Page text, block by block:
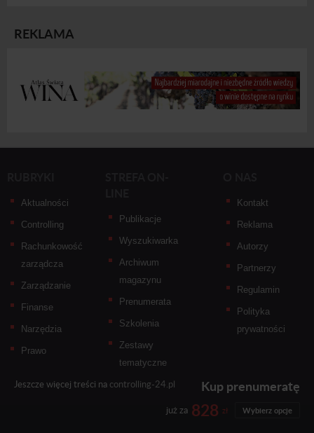
REKLAMA
Aktualności
Controlling
Rachunkowość
zarządcza
Zarządzanie
Finanse
Narzędzia
Prawo
Publikacje
Wyszukiwarka
Archiwum
magazynu
Prenumerata
Szkolenia
Zestawy
tematyczne
Kontakt
Reklama
Autorzy
Partnerzy
Regulamin
Polityka
prywatności
Jeszcze więcej treści na controlling-24.pl Kup prenumeratę
już za 828 zł Wybierz opcje